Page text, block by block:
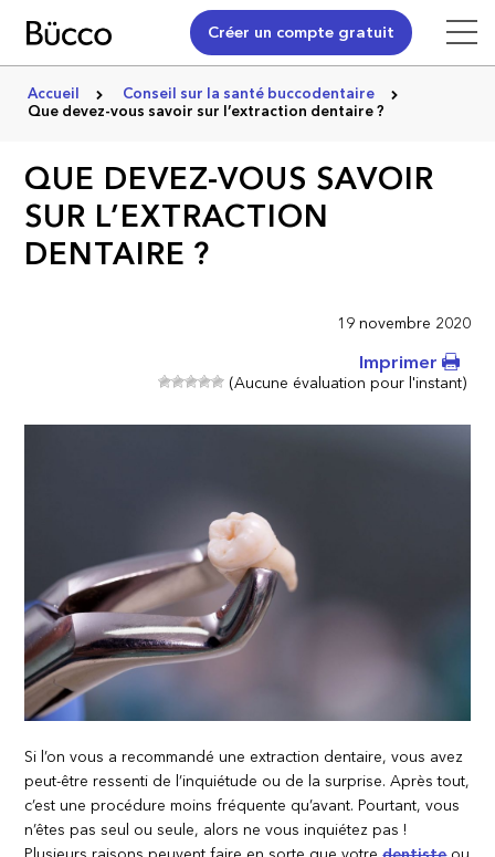
Créer un compte gratuit
Accueil
Conseil sur la santé buccodentaire
Que devez-vous savoir sur l’extraction dentaire ?
QUE DEVEZ-VOUS SAVOIR
SUR L’EXTRACTION
DENTAIRE ?
19 novembre 2020
Imprimer
(Aucune évaluation pour l'instant)
Si l’on vous a recommandé une extraction dentaire, vous avez
peut-être ressenti de l’inquiétude ou de la surprise. Après tout,
c’est une procédure moins fréquente qu’avant. Pourtant, vous
n’êtes pas seul ou seule, alors ne vous inquiétez pas !